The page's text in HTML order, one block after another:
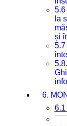
5.6
la
și
6.
6.1